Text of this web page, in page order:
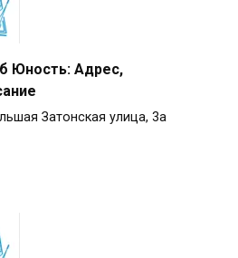
Юность: Адрес,
Затонская улица, 3а